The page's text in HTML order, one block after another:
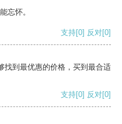
忘怀。
支持[0] 反对[0]
找到最优惠的价格，买到最合适
支持[0] 反对[0]